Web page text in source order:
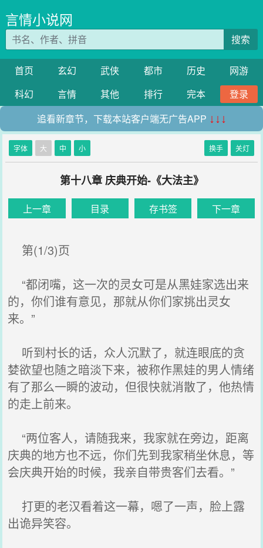
言情小说网
搜索
首页 玄幻 武侠 都市 历史
网游
科幻
言情 其他 排行 完本
登录
追看新章节，下载本站客户端无广告APP ↓↓↓
字体 大 中 小 换手 关灯
第十八章 庆典开始-《大法主》
上一章 目录 存书签 下一章
第(1/3)页
“都闭嘴，这一次的灵女可是从黑娃家选出来
的，你们谁有意见，那就从你们家挑出灵女
来。”
听到村长的话，众人沉默了，就连眼底的贪
婪欲望也随之暗淡下来，被称作黑娃的男人情绪
有了那么一瞬的波动，但很快就消散了，他热情
的走上前来。
“两位客人，请随我来，我家就在旁边，距离
庆典的地方也不远，你们先到我家稍坐休息，等
会庆典开始的时候，我亲自带贵客们去看。”
打更的老汉看着这一幕，嗯了一声，脸上露
出诡异笑容。